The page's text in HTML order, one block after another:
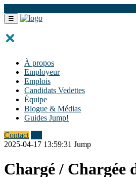
☰
À propos
Employeur
Emplois
Candidats Vedettes
Équipe
Blogue & Médias
Guides Jump!
Contact
2025-04-17 13:59:31 Jump
Chargé / Chargée